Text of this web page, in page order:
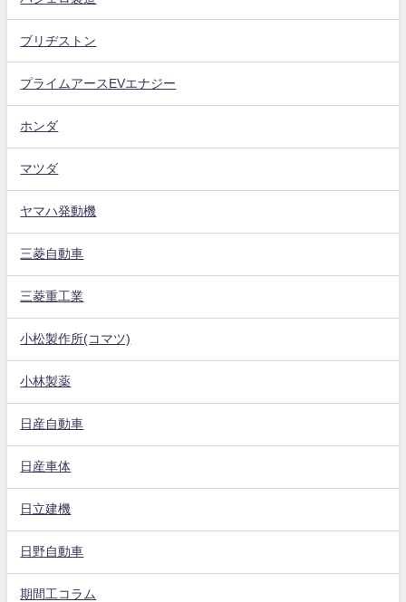
ブリヂストン
プライムアースEVエナジー
ホンダ
マツダ
ヤマハ発動機
三菱自動車
三菱重工業
小松製作所(コマツ)
小林製薬
日産自動車
日産車体
日立建機
日野自動車
期間工コラム